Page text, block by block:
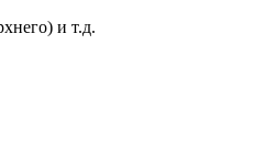
и т.д.